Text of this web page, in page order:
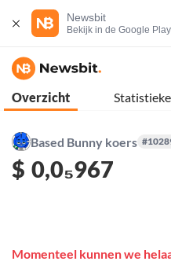
Newsbit
Bekijk in de Google
Overzicht
Based Bunny koers
$ 0,0₅967
Momenteel kunnen we